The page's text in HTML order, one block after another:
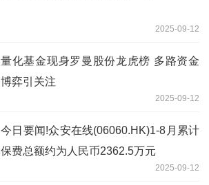
2025-09-12
量化基金现身罗曼股份龙虎榜 多路资金
博弈引关注
2025-09-12
今日要闻!众安在线(06060.HK)1-8月累计
保费总额约为人民币2362.5万元
2025-09-12